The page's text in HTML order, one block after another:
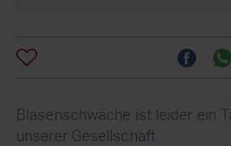
Blasenschwäche ist leider ein
unserer Gesellschaft.